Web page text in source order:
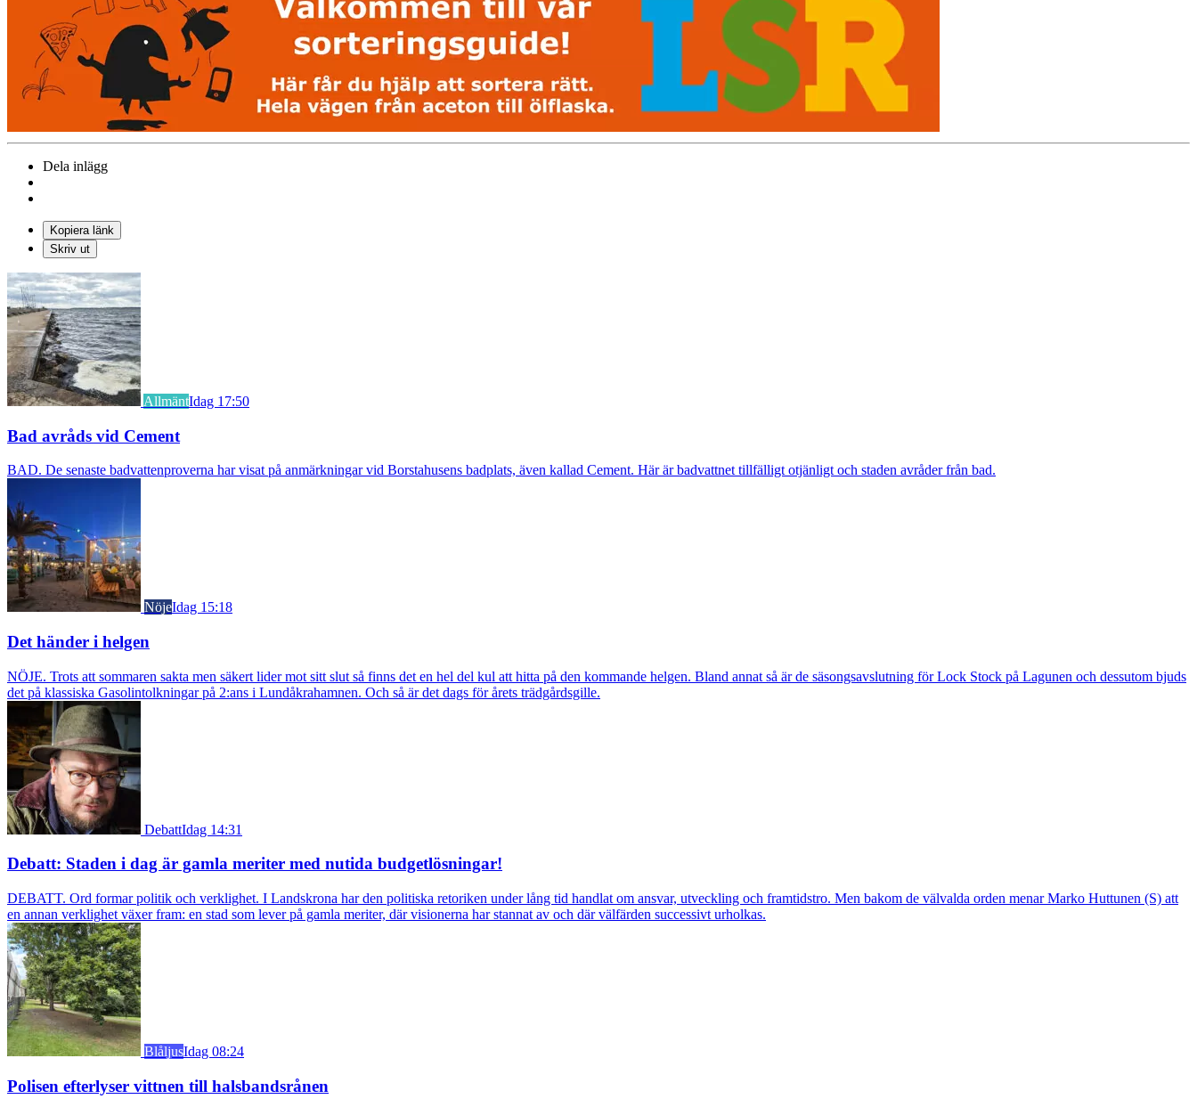
Dela inlägg
Kopiera länk
Skriv ut
AllmäntIdag 17:50
Bad avråds vid Cement
BAD. De senaste badvattenproverna har visat på anmärkningar vid Borstahusens badplats, även kallad Cement. Här är badvattnet tillfälligt otjänligt och staden avråder från bad.
NöjeIdag 15:18
Det händer i helgen
NÖJE. Trots att sommaren sakta men säkert lider mot sitt slut så finns det en hel del kul att hitta på den kommande helgen. Bland annat så är de säsongsavslutning för Lock Stock på Lagunen och dessutom bjuds
det på klassiska Gasolintolkningar på 2:ans i Lundåkrahamnen. Och så är det dags för årets trädgårdsgille.
DebattIdag 14:31
Debatt: Staden i dag är gamla meriter med nutida budgetlösningar!
DEBATT. Ord formar politik och verklighet. I Landskrona har den politiska retoriken under lång tid handlat om ansvar, utveckling och framtidstro. Men bakom de välvalda orden menar Marko Huttunen (S) att
en annan verklighet växer fram: en stad som lever på gamla meriter, där visionerna har stannat av och där välfärden successivt urholkas.
BlåljusIdag 08:24
Polisen efterlyser vittnen till halsbandsrånen